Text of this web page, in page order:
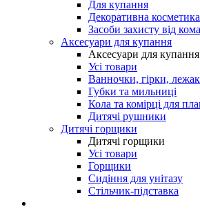
Для купання
Декоративна косметика
Засоби захисту від
Аксесуари для купання
Аксесуари для купання
Усі товари
Ванночки, гірки,
Губки та мильниці
Кола та комірці для
Дитячі рушники
Дитячі горщики
Дитячі горщики
Усі товари
Горщики
Сидіння для унітазу
Стільчик-підставка